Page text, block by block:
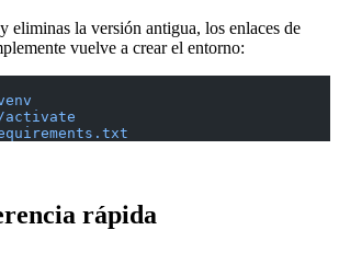
eliminas la versión antigua, los enlaces de
vuelve a crear el entorno:
activate
rápida